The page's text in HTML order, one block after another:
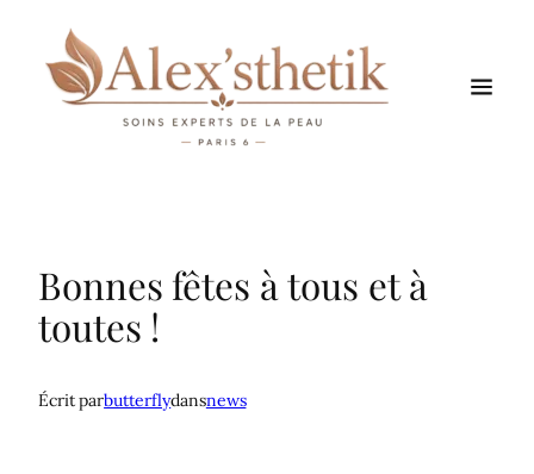
contenu
Bonnes fêtes à tous et à
toutes !
Écrit parbutterflydansnews